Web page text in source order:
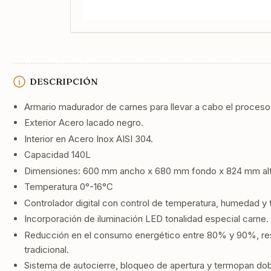
DESCRIPCIÓN
Armario madurador de carnes para llevar a cabo el
Exterior Acero lacado negro.
Interior en Acero Inox AISI 304.
Capacidad 140L
Dimensiones: 600 mm ancho x 680 mm fondo x 824 mm
Temperatura 0°-16°C
Controlador digital con control de temperatura, humedad y
Incorporación de iluminación LED tonalidad especial carne.
Reducción en el consumo energético entre 80% y 90%,
tradicional.
Sistema de autocierre, bloqueo de apertura y termopan